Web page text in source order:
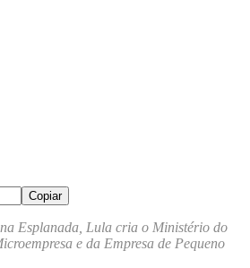
Copiar
Esplanada, Lula cria o Ministério do
e da Empresa de Pequeno